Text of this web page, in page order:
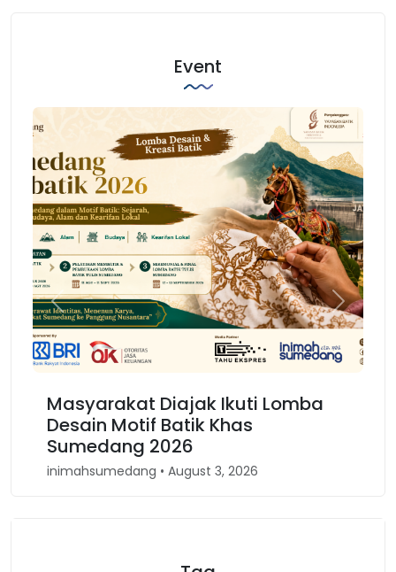
Event
Masyarakat Diajak Ikuti Lomba
Desain Motif Batik Khas
Sumedang 2026
inimahsumedang • August 3, 2026
Previous Next